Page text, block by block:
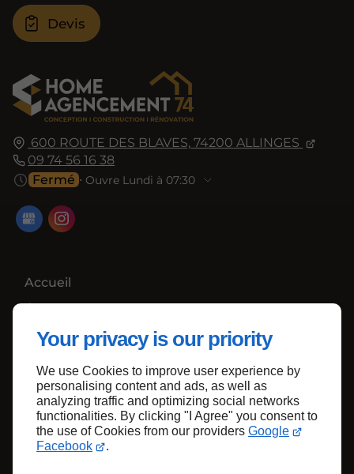
Your privacy is our priority
We use Cookies to improve user experience by
personalising content and ads, as well as
analyzing traffic and optimizing social networks
functionalities. By clicking "I Agree" you consent to
the use of Cookies from our providers Google
Facebook
.
600 ROUTE DES BLAVES, 74200 ALLINGES
09 74 56 16 38
Fermé ⋅ Ouvre Lundi à 07:30
Accueil
Contactez-nous
Mentions légales
Devis
Haut de page